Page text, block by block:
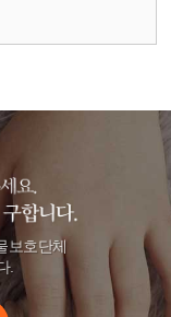
보호단체
.